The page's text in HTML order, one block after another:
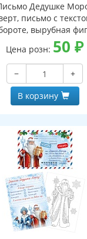
Дедушке
письмо с
вырубная
Цена розн: 50 ₽
−
+
В корзину